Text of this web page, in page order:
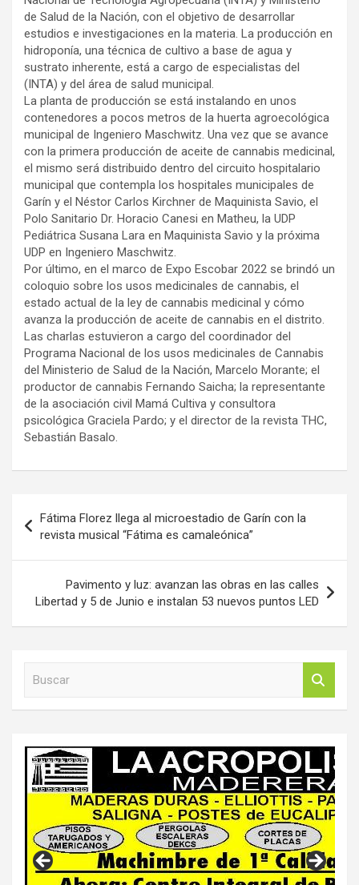
de Salud de la Nación, con el objetivo de desarrollar
estudios e investigaciones en la materia. La producción en
hidroponía, una técnica de cultivo a base de agua y
sustrato inherente, está a cargo de especialistas del
(INTA) y del área de salud municipal.
La planta de producción se está instalando en unos
contenedores a pocos metros de la huerta agroecológica
municipal de Ingeniero Maschwitz. Una vez que se avance
con la primera producción de aceite de cannabis medicinal,
el mismo será distribuido dentro del circuito hospitalario
municipal que contempla los hospitales municipales de
Garín y el Néstor Carlos Kirchner de Maquinista Savio, el
Polo Sanitario Dr. Horacio Canesi en Matheu, la UDP
Pediátrica Susana Lara en Maquinista Savio y la próxima
UDP en Ingeniero Maschwitz.
Por último, en el marco de Expo Escobar 2022 se brindó un
coloquio sobre los usos medicinales de cannabis, el
estado actual de la ley de cannabis medicinal y cómo
avanza la producción de aceite de cannabis en el distrito.
Las charlas estuvieron a cargo del coordinador del
Programa Nacional de los usos medicinales de Cannabis
del Ministerio de Salud de la Nación, Marcelo Morante; el
productor de cannabis Fernando Saicha; la representante
de la asociación civil Mamá Cultiva y consultora
psicológica Graciela Pardo; y el director de la revista THC,
Sebastián Basalo.
de
entradas
Fátima Florez llega al microestadio de Garín con la
revista musical “Fátima es camaleónica”
Pavimento y luz: avanzan las obras en las calles
Libertad y 5 de Junio e instalan 53 nuevos puntos LED
r